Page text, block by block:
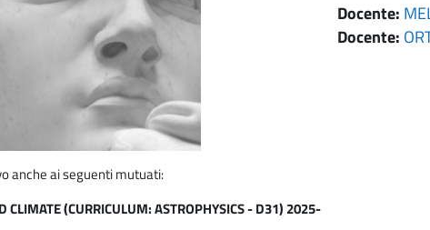
anche ai seguenti mutuati:
(CURRICULUM: ASTROPHYSICS - D31) 2025-
Docente:
Docente: